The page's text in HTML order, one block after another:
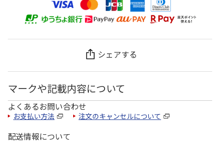
シェアする
マークや記載内容について
よくあるお問い合わせ
お支払い方法 注文のキャンセルについて
配送情報について